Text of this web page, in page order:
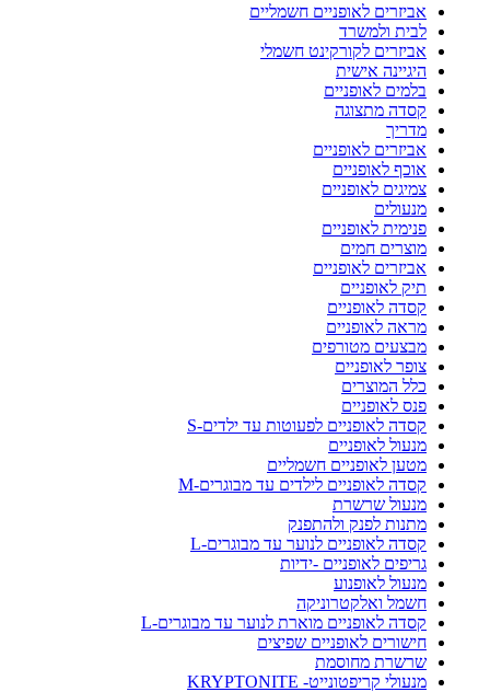
אביזרים לאופניים חשמליים
לבית ולמשרד
אביזרים לקורקינט חשמלי
היגיינה אישית
בלמים לאופניים
קסדה מתצוגה
מדריך
אביזרים לאופניים
אוכף לאופניים
צמיגים לאופניים
מנעולים
פנימית לאופניים
מוצרים חמים
אביזרים לאופניים
תיק לאופניים
קסדה לאופניים
מראה לאופניים
מבצעים מטורפים
צופר לאופניים
כלל המוצרים
פנס לאופניים
קסדה לאופניים לפעוטות עד ילדים-S
מנעול לאופניים
מטען לאופניים חשמליים
קסדה לאופניים לילדים עד מבוגרים-M
מנעול שרשרת
מתנות לפנק ולהתפנק
קסדה לאופניים לנוער עד מבוגרים-L
גריפים לאופניים -ידיות
מנעול לאופנוע
חשמל ואלקטרוניקה
קסדה לאופניים מוארת לנוער עד מבוגרים-L
חישורים לאופניים שפיצים
שרשרת מחוסמת
מנעולי קריפטונייט- KRYPTONITE